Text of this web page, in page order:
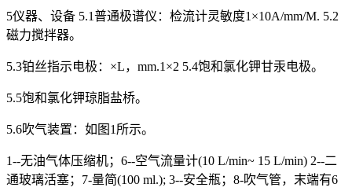
5仪器、设备 5.1普通极谱仪：检流计灵敏度1×10A/mm/M. 5.2
磁力搅拌器。
5.3铂丝指示电极：×L，mm.1×2 5.4饱和氯化钾甘汞电极。
5.5饱和氯化钾琼脂盐桥。
5.6吹气装置：如图1所示。
1--无油气体压缩机；6--空气流量计(10 L/min~ 15 L/min) 2--二
通玻璃活塞；7-量简(100 ml.); 3--安全瓶；8-吹气管，末端有6